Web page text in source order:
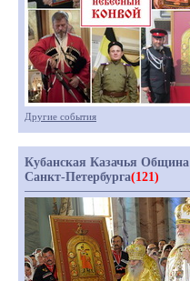
Другие события
Кубанская Казачья Община
Санкт-Петербурга(121)